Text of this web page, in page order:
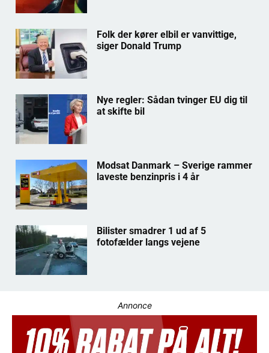
Folk der kører elbil er vanvittige,
siger Donald Trump
Nye regler: Sådan tvinger EU dig til
at skifte bil
Modsat Danmark – Sverige rammer
laveste benzinpris i 4 år
Bilister smadrer 1 ud af 5
fotofælder langs vejene
Annonce